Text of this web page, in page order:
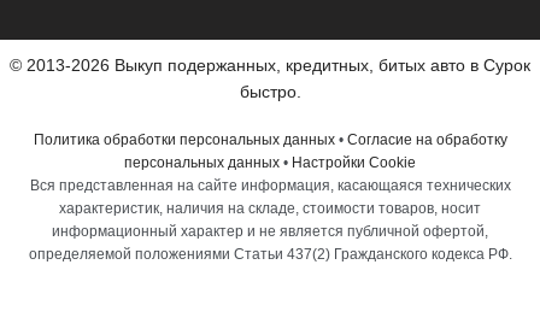
© 2013-2026 Выкуп подержанных, кредитных, битых авто в Сурок
быстро.
Политика обработки персональных данных• Согласие на обработку
персональных данных • Настройки Cookie
Вся представленная на сайте информация, касающаяся технических
характеристик, наличия на складе, стоимости товаров, носит
информационный характер и не является публичной офертой,
определяемой положениями Статьи 437(2) Гражданского кодекса РФ.